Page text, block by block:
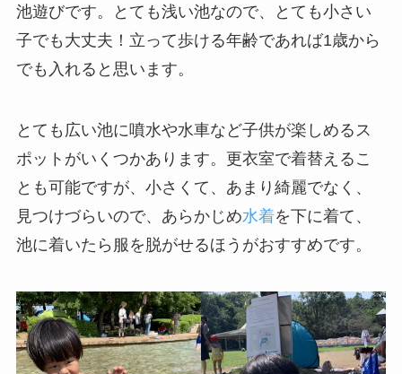
池遊びです。とても浅い池なので、とても小さい
子でも大丈夫！立って歩ける年齢であれば1歳から
でも入れると思います。
とても広い池に噴水や水車など子供が楽しめるス
ポットがいくつかあります。更衣室で着替えるこ
とも可能ですが、小さくて、あまり綺麗でなく、
見つけづらいので、あらかじめ水着を下に着て、
池に着いたら服を脱がせるほうがおすすめです。